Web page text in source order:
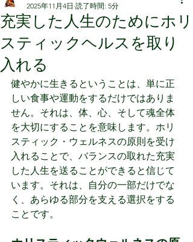
充実した人生のためにホリ
スティックヘルスを取り
入れる
2025年11月4日 読了時間: 5分
健やかに生きるということは、単に正
しい食事や運動をするだけではありま
せん。それは、体、心、そして魂全体
を大切にすることを意味します。ホリ
スティック・ウェルネスの原則を受け
入れることで、バランスの取れた充実
した人生を送ることができると信じて
います。それは、自分の一部だけでな
く、あらゆる部分を支える選択をする
ことです。